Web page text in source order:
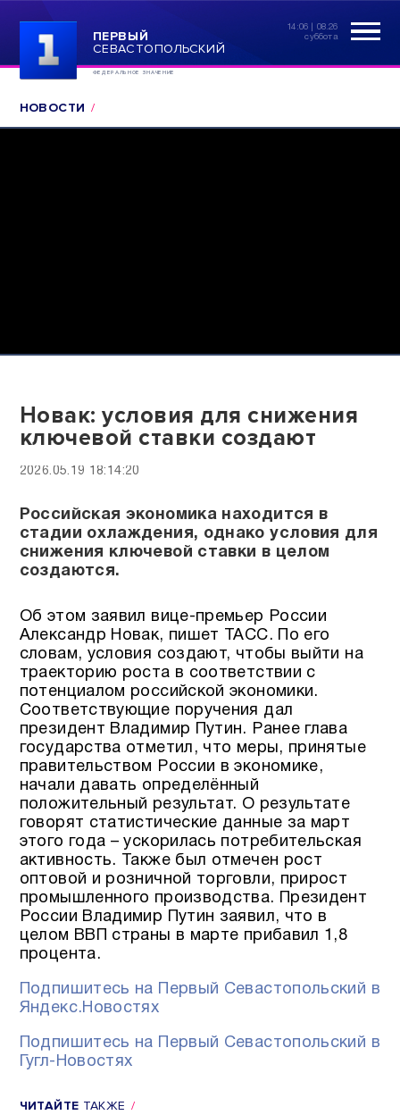
ПЕРВЫЙ
СЕВАСТОПОЛЬСКИЙ
ФЕДЕРАЛЬНОЕ ЗНАЧЕНИЕ
14:06 | 08.26
суббота
НОВОСТИ
Новак: условия для снижения
ключевой ставки создают
2026.05.19 18:14:20
Российская экономика находится в
стадии охлаждения, однако условия для
снижения ключевой ставки в целом
создаются.
Об этом заявил вице-премьер России
Александр Новак, пишет ТАСС. По его
словам, условия создают, чтобы выйти на
траекторию роста в соответствии с
потенциалом российской экономики.
Соответствующие поручения дал
президент Владимир Путин. Ранее глава
государства отметил, что меры, принятые
правительством России в экономике,
начали давать определённый
положительный результат. О результате
говорят статистические данные за март
этого года – ускорилась потребительская
активность. Также был отмечен рост
оптовой и розничной торговли, прирост
промышленного производства. Президент
России Владимир Путин заявил, что в
целом ВВП страны в марте прибавил 1,8
процента.
Подпишитесь на Первый Севастопольский в
Яндекс.Новостях
Подпишитесь на Первый Севастопольский в
Гугл-Новостях
ЧИТАЙТЕ ТАКЖЕ